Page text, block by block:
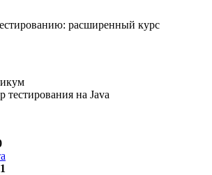
расширенный курс
тестирования на Java
1